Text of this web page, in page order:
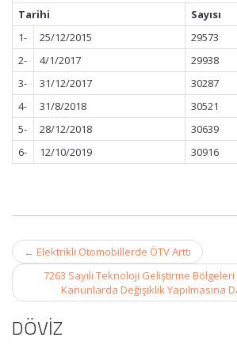
Tarihi
Sayısı
1-
25/12/2015
29573
2-
4/1/2017
29938
3-
31/12/2017
30287
4-
31/8/2018
30521
5-
28/12/2018
30639
6-
12/10/2019 30916
Post
navigation
← Elektrikli Otomobillerde ÖTV Arttı
7263 Sayılı Teknoloji Geliştirme
Kanunlarda Değişiklik Yapılmasına
DÖVİZ